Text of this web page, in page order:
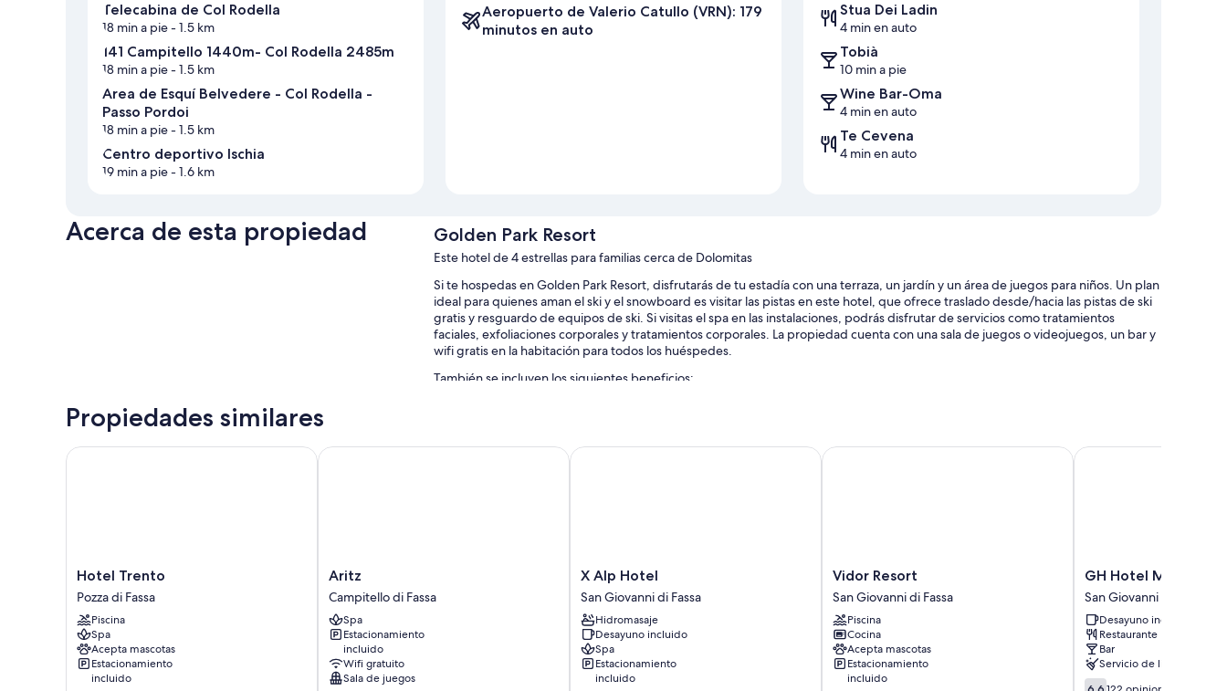
Telecabina de Col Rodella
18 min a pie- 1.5 km
141 Campitello 1440m- Col Rodella 2485m
18 min a pie- 1.5 km
Área de Esquí Belvedere - Col Rodella -
Passo Pordoi
18 min a pie- 1.5 km
Centro deportivo Ischia
19 min a pie- 1.6 km
Aeropuerto de Valerio Catullo (VRN): 179
minutos en auto
Stua Dei Ladin
4 min en auto
Tobià
10 min a pie
Wine Bar-Oma
4 min en auto
Te Cevena
4 min en auto
Acerca de esta propiedad Golden Park Resort
Este hotel de 4 estrellas para familias cerca de Dolomitas
Si te hospedas en Golden Park Resort, disfrutarás de tu estadía con una terraza, un jardín y un área de juegos para niños. Un plan
ideal para quienes aman el ski y el snowboard es visitar las pistas en este hotel, que ofrece traslado desde/hacia las pistas de ski
gratis y resguardo de equipos de ski. Si visitas el spa en las instalaciones, podrás disfrutar de servicios como tratamientos
faciales, exfoliaciones corporales y tratamientos corporales. La propiedad cuenta con una sala de juegos o videojuegos, un bar y
wifi gratis en la habitación para todos los huéspedes.
También se incluyen los siguientes beneficios:
Alquiler de bicicletas, traslado al aeropuerto ida y vuelta y una caja de seguridad en la recepción
También se incluyen los siguientes servicios adicionales:
Cubrecamas y cunas con cargo
Baños con duchas y bidets
Televisiones de pantalla plana con canales de televisión por cable
Refrigeradores, calefacción y servicio de limpieza diario
Propiedades similares
Hotel
Trento
Pozza
di
Fassa
Hotel Trento
Pozza di Fassa
Piscina
Spa
Acepta mascotas
Estacionamiento
incluido
Hotel Trento
Aritz
Campitello
di
Fassa
Aritz
Campitello di Fassa
Spa
Estacionamiento
incluido
Wifi gratuito
Sala de juegos
Aritz
X
Alp
Hotel
San
Giovanni
di
Fassa
X Alp Hotel
San Giovanni di Fassa
Hidromasaje
Desayuno incluido
Spa
Estacionamiento
incluido
X Alp Hotel
Vidor
Resort
San
Giovanni
di
Fassa
Vidor Resort
San Giovanni di Fassa
Piscina
Cocina
Acepta mascotas
Estacionamiento
incluido
Vidor Resort
GH
Hotel
Monzoni
San
Giovanni
di
Fassa
GH Hotel Monzoni
San Giovanni di Fassa
Desayuno incluido
Restaurante
Bar
Servicio de limpieza
6.6
GH Hotel Monzoni